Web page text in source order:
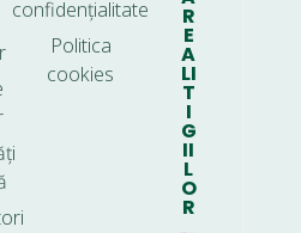
confidențialitate
Politica
cookies
R
E
A
LI
T
I
G
II
L
O
R